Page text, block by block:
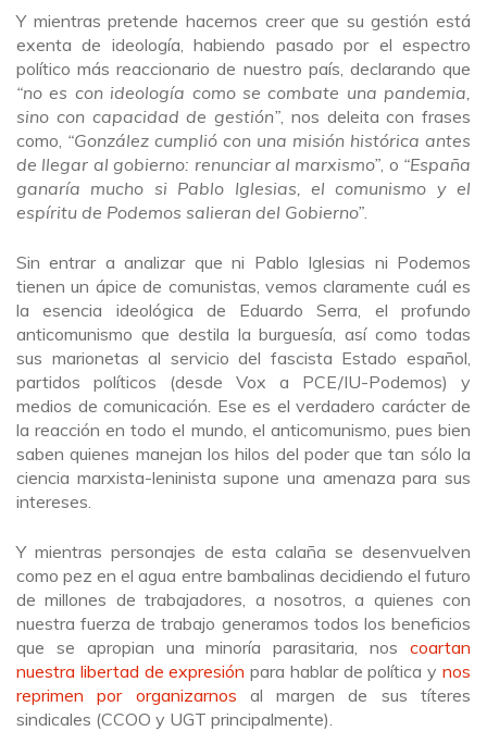
Y mientras pretende hacernos creer que su gestión está
exenta de ideología, habiendo pasado por el espectro
político más reaccionario de nuestro país, declarando que
“no es con ideología como se combate una pandemia,
sino con capacidad de gestión” , nos deleita con frases
como, “González cumplió con una misión histórica antes
de llegar al gobierno: renunciar al marxismo” , o “España
ganaría mucho si Pablo Iglesias, el comunismo y el
espíritu de Podemos salieran del Gobierno”
Sin entrar a analizar que ni Pablo Iglesias ni Podemos
tienen un ápice de comunistas, vemos claramente cuál es
la esencia ideológica de Eduardo Serra, el profundo
anticomunismo que destila la burguesía, así como todas
sus marionetas al servicio del fascista Estado español,
partidos políticos (desde Vox a PCE/IU-Podemos) y
medios de comunicación. Ese es el verdadero carácter de
la reacción en todo el mundo, el anticomunismo, pues bien
saben quienes manejan los hilos del poder que tan sólo la
ciencia marxista-leninista supone una amenaza para sus
intereses.
Y mientras personajes de esta calaña se desenvuelven
como pez en el agua entre bambalinas decidiendo el futuro
de millones de trabajadores, a nosotros, a quienes con
nuestra fuerza de trabajo generamos todos los beneficios
que se apropian una minoría parasitaria, nos coartan
nuestra libertad de expresión para hablar de política ynos
reprimen por organizarnos al margen de sus títeres
sindicales (CCOO y UGT principalmente).